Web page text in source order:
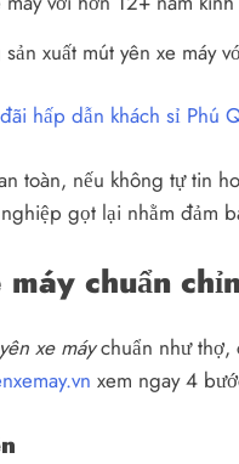
xuất mút yên xe máy
hấp dẫn khách sỉ Phú
toàn, nếu không tự tin
gọt lại nhằm đảm
chuẩn
xe máychuẩn như thợ,
xem ngay 4